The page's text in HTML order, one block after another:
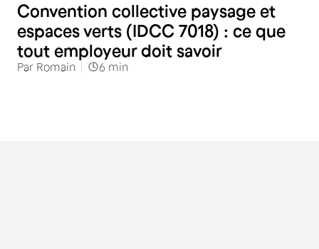
Convention collective paysage et
espaces verts (IDCC 7018) : ce que
tout employeur doit savoir
Par Romain 6 min